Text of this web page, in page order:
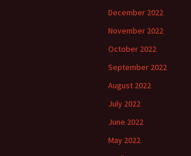
December 2022
November 2022
October 2022
September 2022
August 2022
July 2022
June 2022
May 2022